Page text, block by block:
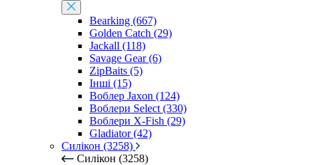
Bearking (667)
Golden Catch (29)
Jackall (118)
Savage Gear (6)
ZipBaits (5)
Інші (15)
Воблер Jaxon (124)
Воблери Select (330)
Воблери X-Fish (29)
Gladiator (42)
Силікон (3258)
Силікон (3258)